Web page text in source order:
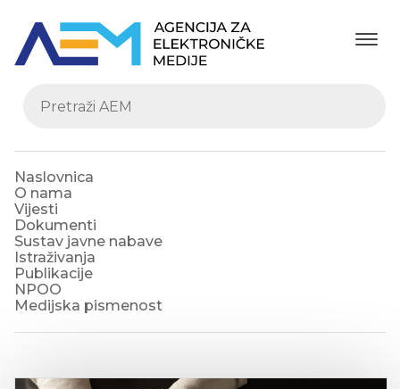
Naslovnica
O nama
Vijesti
Dokumenti
Sustav javne nabave
Istraživanja
Publikacije
NPOO
Medijska pismenost